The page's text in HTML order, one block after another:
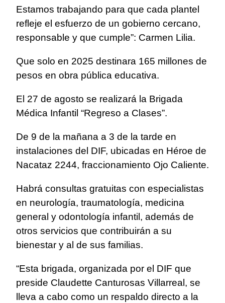
Estamos trabajando para que cada plantel
refleje el esfuerzo de un gobierno cercano,
responsable y que cumple”: Carmen Lilia.
Que solo en 2025 destinara 165 millones de
pesos en obra pública educativa.
El 27 de agosto se realizará la Brigada
Médica Infantil “Regreso a Clases”.
De 9 de la mañana a 3 de la tarde en
instalaciones del DIF, ubicadas en Héroe de
Nacataz 2244, fraccionamiento Ojo Caliente.
Habrá consultas gratuitas con especialistas
en neurología, traumatología, medicina
general y odontología infantil, además de
otros servicios que contribuirán a su
bienestar y al de sus familias.
“Esta brigada, organizada por el DIF que
preside Claudette Canturosas Villarreal, se
lleva a cabo como un respaldo directo a la